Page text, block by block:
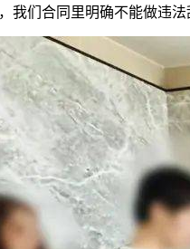
我们合同里明确不能做违